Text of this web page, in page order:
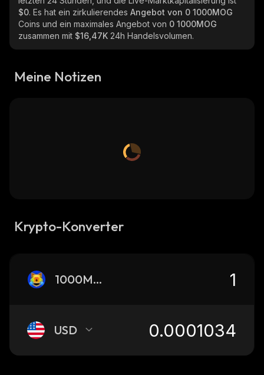
$0. Es hat ein zirkulierendes Angebot von 0 1000MOG
Coins und ein maximales Angebot von 0 1000MOG
zusammen mit $16,47K 24h Handelsvolumen.
Meine Notizen
Krypto-Konverter
1000MOG
USD